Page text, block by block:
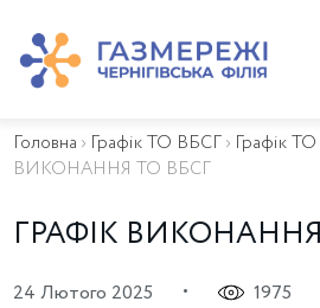
ПРО КОМПАНІЮ
ВАЖЛИВА ІНФОРМАЦІЯ
КОНТАКТИ
КАР’ЄРА
ПРИЄДНАННЯ
Біометан
Головна › Графік ТО ВБСГ› Графік
ВИКОНАННЯ ТО ВБСГ
ГРАФІК
24 Лютого 2025 • 1975